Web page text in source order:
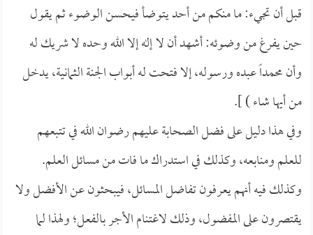
قبل أن تجيء: ما منكم من أحد يتوضأ فيحسن الوضوء ثم يقول
حين يفرغ من وضوئه: أشهد أن لا إله إلا الله وحده لا شريك له
وأن محمداً عبده ورسوله، إلا فتحت له أبواب الجنة الثمانية، يدخل
من أيها شاء ) ].
وفي هذا دليل على فضل الصحابة عليهم رضوان الله في تتبعهم
للعلم ومنابعه، وكذلك في استدراك ما فات من مسائل العلم.
وكذلك فيه أنهم يعرفون تفاضل المسائل، فيبحثون عن الأفضل ولا
يقتصرون على المفضول، وذلك لاغتنام الأجر بالفعل؛ ولهذا لما